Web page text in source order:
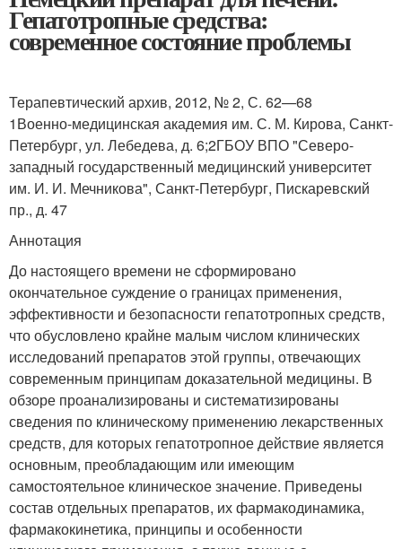
Гепатотропные средства:
современное состояние проблемы
Терапевтический архив, 2012, № 2, С. 62—68
1Военно-медицинская академия им. С. М. Кирова, Санкт-
Петербург, ул. Лебедева, д. 6;2ГБОУ ВПО "Северо-
западный государственный медицинский университет
им. И. И. Мечникова", Санкт-Петербург, Пискаревский
пр., д. 47
Аннотация
До настоящего времени не сформировано
окончательное суждение о границах применения,
эффективности и безопасности гепатотропных средств,
что обусловлено крайне малым числом клинических
исследований препаратов этой группы, отвечающих
современным принципам доказательной медицины. В
обзоре проанализированы и систематизированы
сведения по клиническому применению лекарственных
средств, для которых гепатотропное действие является
основным, преобладающим или имеющим
самостоятельное клиническое значение. Приведены
состав отдельных препаратов, их фармакодинамика,
фармакокинетика, принципы и особенности